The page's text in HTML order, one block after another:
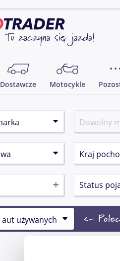
Dostawcze Motocykle
Status